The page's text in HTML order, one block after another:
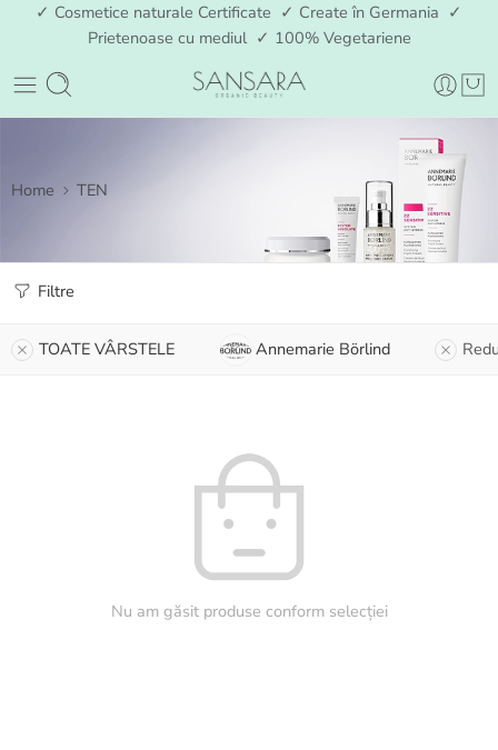
✓ Cosmetice naturale Certificate ✓ Create în Germania ✓
Prietenoase cu mediul ✓ 100% Vegetariene
Home TEN
Filtre
TOATE VÂRSTELE Annemarie Börlind
Nu am găsit produse conform selecției